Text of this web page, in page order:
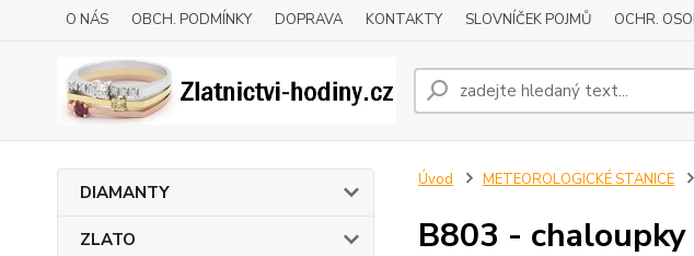
O NÁS OBCH. PODMÍNKY DOPRAVA KONTAKTY SLOVNÍČEK POJMŮ OCHR.
DIAMANTY
ZLATO
Úvod METEOROLOGICKÉ STANICE
B803 -